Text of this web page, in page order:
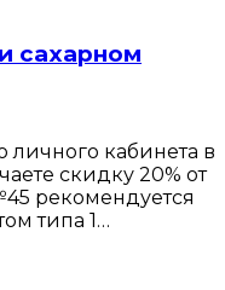
сахарном
кабинета в
скидку 20% от
рекомендуется
типа 1…